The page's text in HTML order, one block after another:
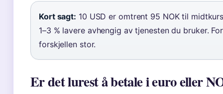
Kort sagt: 10 USD er omtrent 95 NOK til
1–3 % lavere avhengig av tjenesten du bruker.
forskjellen stor.
Er det lurest å betale i euro eller